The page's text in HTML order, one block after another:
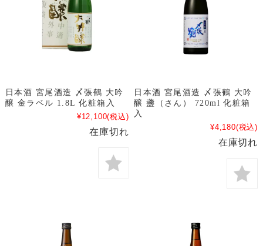
日本酒 宮尾酒造 〆張鶴 大吟
醸 金ラベル 1.8L 化粧箱入
¥12,100(税込)
在庫切れ
日本酒 宮尾酒造 〆張鶴 大吟
醸 盞（さん） 720ml 化粧箱
入
¥4,180(税込)
在庫切れ